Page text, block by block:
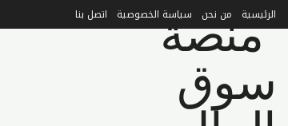
الرئيسية من نحن سياسة الخصوصية اتصل بنا